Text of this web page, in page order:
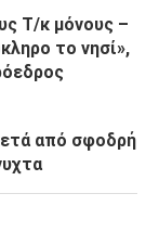
Τ/κ μόνους –
το νησί»,
από σφοδρή